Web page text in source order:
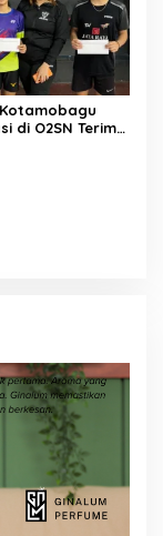
di O2SN Terima